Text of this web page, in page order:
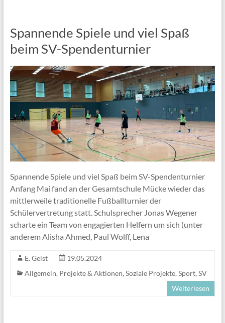
Spannende Spiele und viel Spaß
beim SV-Spendenturnier
Spannende Spiele und viel Spaß beim SV-Spendenturnier
Anfang Mai fand an der Gesamtschule Mücke wieder das
mittlerweile traditionelle Fußballturnier der
Schülervertretung statt. Schulsprecher Jonas Wegener
scharte ein Team von engagierten Helfern um sich (unter
anderem Alisha Ahmed, Paul Wolff, Lena
E. Geist
19.05.2024
Allgemein, Projekte & Aktionen, Soziale Projekte, Sport, SV
Weiterlesen